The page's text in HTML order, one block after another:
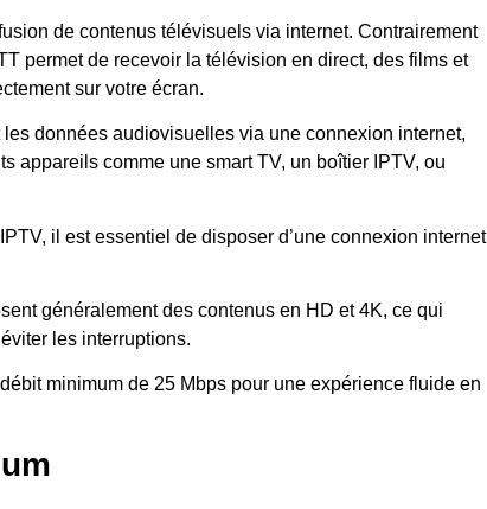
de contenus télévisuels via internet. Contrairement
permet de recevoir la télévision en direct, des films et
sur votre écran.
données audiovisuelles via une connexion internet,
appareils comme une smart TV, un boîtier IPTV, ou
il est essentiel de disposer d’une connexion internet
généralement des contenus en HD et 4K, ce qui
les interruptions.
minimum de 25 Mbps pour une expérience fluide en